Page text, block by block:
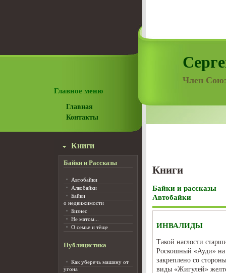
Главное меню
Главная
Контакты
Книги
Байки и Рассказы
Автобайки
Алкобайки
Байки
о недвижимости
Бизнес
Не матом...
О семье и тёще
Публицистика
Как уберечь машину от
угона
Член
Книги
Байки и рассказы
Автобайки
ИНВАЛИДЫ
Такой наглости
Роскошный «Ауди» на
закреплено со
виды «Жигулей»